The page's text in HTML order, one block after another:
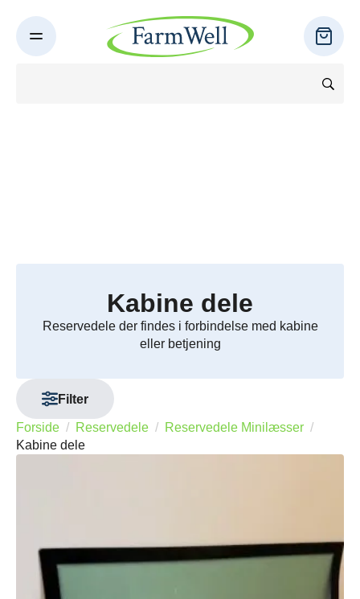
Kabine dele
Reservedele der findes i forbindelse med kabine
eller betjening
Filter
Forside Reservedele
Reservedele Minilæsser
Kabine dele